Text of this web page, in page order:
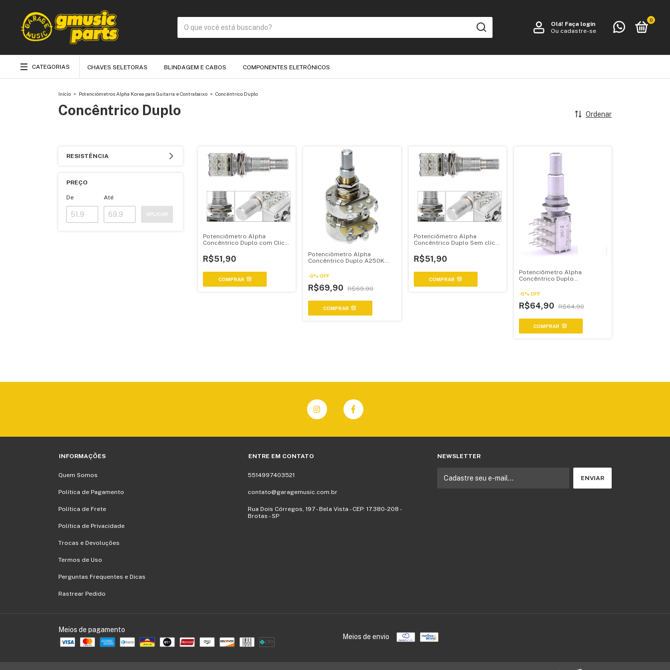
Olá! Faça login
Ou cadastre-se
0
CATEGORIAS CHAVES SELETORAS BLINDAGEM E CABOS COMPONENTES ELETRÔNICOS
Início > Potenciômetros Alpha Korea para Guitarra e Contrabaixo > Concêntrico Duplo
Concêntrico Duplo Ordenar
RESISTÊNCIA
PREÇO
De Até
APLICAR
Potenciômetro Alpha
Concêntrico Duplo com Click
R$51,90
COMPRAR
Potenciômetro Alpha
Concêntrico Duplo A250K
-0%OFF
R$69,90 R$69,90
Potenciômetro Alpha
Concêntrico Duplo Sem click
R$51,90
COMPRAR
Potenciômetro Alpha
Concêntrico Duplo
-0% OFF
R$64,90 R$64,90
INFORMAÇÕES
Quem Somos
Política de Pagamento
Política de Frete
Política de Privacidade
Trocas e Devoluções
Termos de Uso
Perguntas Frequentes e Dicas
Rastrear Pedido
ENTRE EM CONTATO
5514997403521
contato@garagemusic.com.br
Rua Dois Córregos, 197 - Bela Vista - CEP: 17.380-208 -
Brotas - SP
NEWSLETTER
Meios de pagamento
Meios de envio